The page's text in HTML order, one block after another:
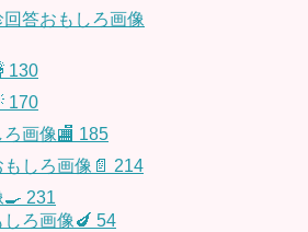
答おもしろ画像
130
170
画像🏬 185
しろ画像📄 214
🍳 231
ろ画像🍆 54